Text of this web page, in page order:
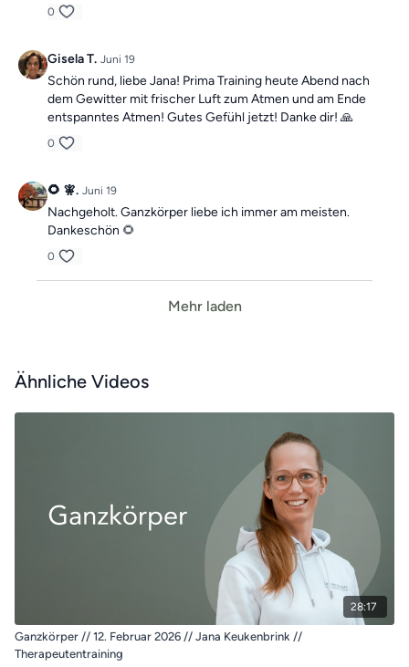
0
Gisela T. Juni 19
Schön rund, liebe Jana! Prima Training heute Abend nach
dem Gewitter mit frischer Luft zum Atmen und am Ende
entspanntes Atmen! Gutes Gefühl jetzt! Danke dir! 🙏
0
🌻 🧚. Juni 19
Nachgeholt. Ganzkörper liebe ich immer am meisten.
Dankeschön 🌻
0
Mehr laden
Ähnliche Videos
28:17
Ganzkörper // 12. Februar 2026 // Jana Keukenbrink //
Therapeutentraining